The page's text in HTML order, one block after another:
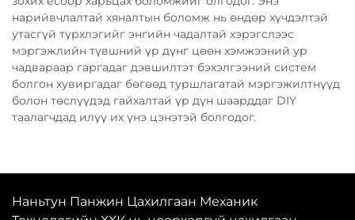
нарийвчлалтай хяналтын боломж нь өндөр хүчдэлтэй
утасгүй түрхлэгийг энгийн чадалтай хэрэгслээс
мэргэжлийн түвшний үр дүнг цөөн хэмжээний ур
чадвараар гаргадаг дэвшилтэт бэхэлгээний систем
болгон хувиргадаг бөгөөд туршлагатай мэргэжилтнүүд
болон төслүүдэд гайхалтай үр дүн шаарддаг DIY
таалагчдад илүү их үнэ цэнэтэй болгодог.
Наньтун Панжин Цахилгаан Механик